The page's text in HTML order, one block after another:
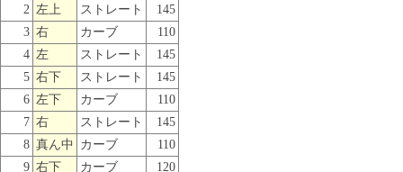
2 左上 ストレート
145
3 右 カーブ
110
4 左 ストレート
145
5 右下 ストレート
145
6 左下 カーブ
110
7 右 ストレート
145
8 真ん中 カーブ
110
9 右下 カーブ
120